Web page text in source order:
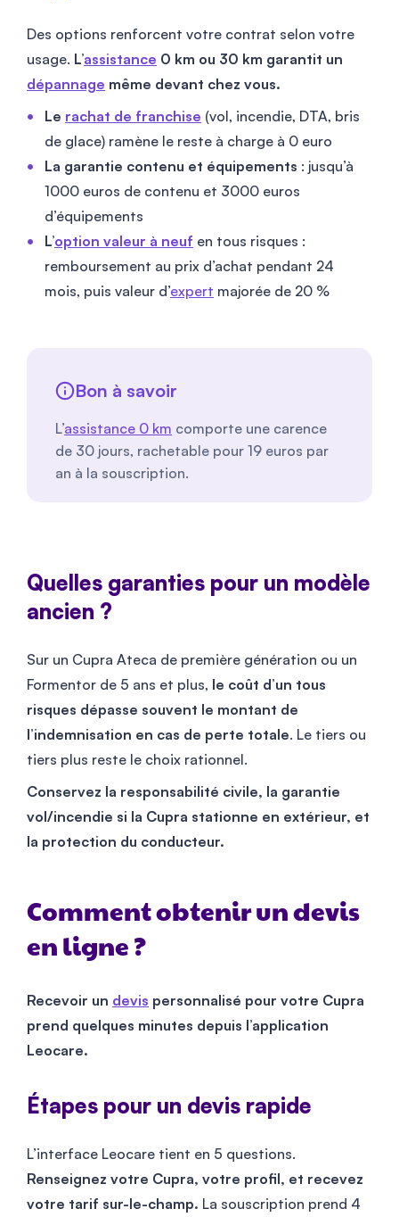
Des options renforcent votre contrat selon votre
usage. L’assistance 0 km ou 30 km garantit un
dépannage même devant chez vous.
Le rachat de franchise (vol, incendie, DTA, bris
de glace) ramène le reste à charge à 0 euro
La garantie contenu et équipements : jusqu’à
1000 euros de contenu et 3000 euros
d’équipements
L’option valeur à neuf en tous risques :
remboursement au prix d’achat pendant 24
mois, puis valeur d’expert majorée de 20 %
Bon à savoir
L’assistance 0 km comporte une carence
de 30 jours, rachetable pour 19 euros par
an à la souscription.
Quelles garanties pour un modèle
ancien ?
Sur un Cupra Ateca de première génération ou un
Formentor de 5 ans et plus, le coût d’un tous
risques dépasse souvent le montant de
l’indemnisation en cas de perte totale. Le tiers ou
tiers plus reste le choix rationnel.
Conservez la responsabilité civile, la garantie
vol/incendie si la Cupra stationne en extérieur, et
la protection du conducteur.
Comment obtenir un devis
en ligne ?
Recevoir un devis personnalisé pour votre Cupra
prend quelques minutes depuis l’application
Leocare.
Étapes pour un devis rapide
L’interface Leocare tient en 5 questions.
Renseignez votre Cupra, votre profil, et recevez
votre tarif sur-le-champ. La souscription prend 4